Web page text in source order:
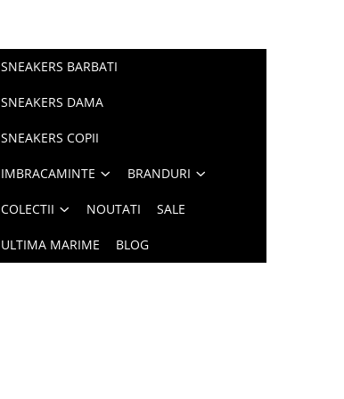
SNEAKERS BARBATI
SNEAKERS DAMA
SNEAKERS COPII
IMBRACAMINTE BRANDURI
COLECTII NOUTATI SALE
ULTIMA MARIME BLOG